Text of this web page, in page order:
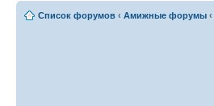
Список форумов ‹ Амижные форумы ‹